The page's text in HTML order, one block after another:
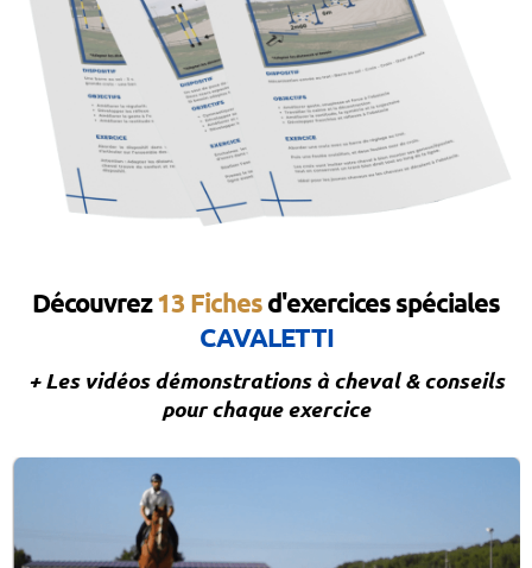
Découvrez13 Fichesd'exercices spéciales
CAVALETTI
+ Les vidéos démonstrations à cheval & conseils
pour chaque exercice